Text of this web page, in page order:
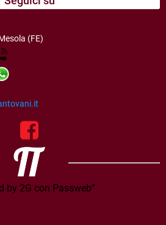
(FE)
by 2G con Passweb”